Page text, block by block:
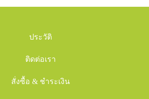
ประวัติ
ติดต่อเรา
สั่งซื้อ & ชำระเงิน